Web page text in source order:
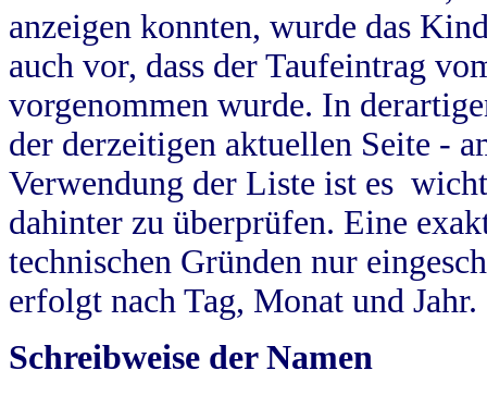
anzeigen konnten, wurde das
auch vor, dass der Taufeintrag
vorgenommen wurde. In
der derzeitigen aktuellen Seite -
Verwendung der Liste ist es
dahinter zu überprüfen. Eine
technischen Gründen nur
erfolgt nach Tag, Monat und Jahr.
Schreibweise der Namen